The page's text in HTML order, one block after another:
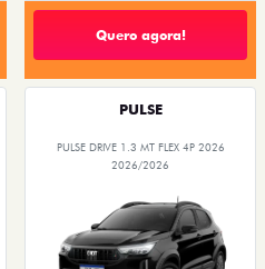
Quero agora!
PULSE
PULSE DRIVE 1.3 MT FLEX 4P 2026
2026/2026